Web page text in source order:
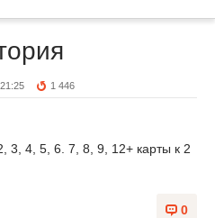
1 446
3, 4, 5, 6. 7, 8, 9, 12+ карты к 2
0